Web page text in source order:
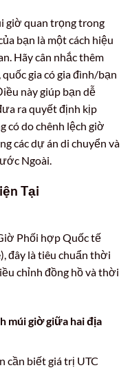
giờ quan trọng trong
bạn là một cách hiệu
Hãy cân nhắc thêm
gia có gia đình/bạn
này giúp bạn dễ
ra quyết định kịp
có do chênh lệch giờ
các dự án di chuyển và
Ngoài.
Tại
Phối hợp Quốc tế
đây là tiêu chuẩn thời
chỉnh đồng hồ và thời
múi giờ giữa hai địa
cần biết giá trị UTC